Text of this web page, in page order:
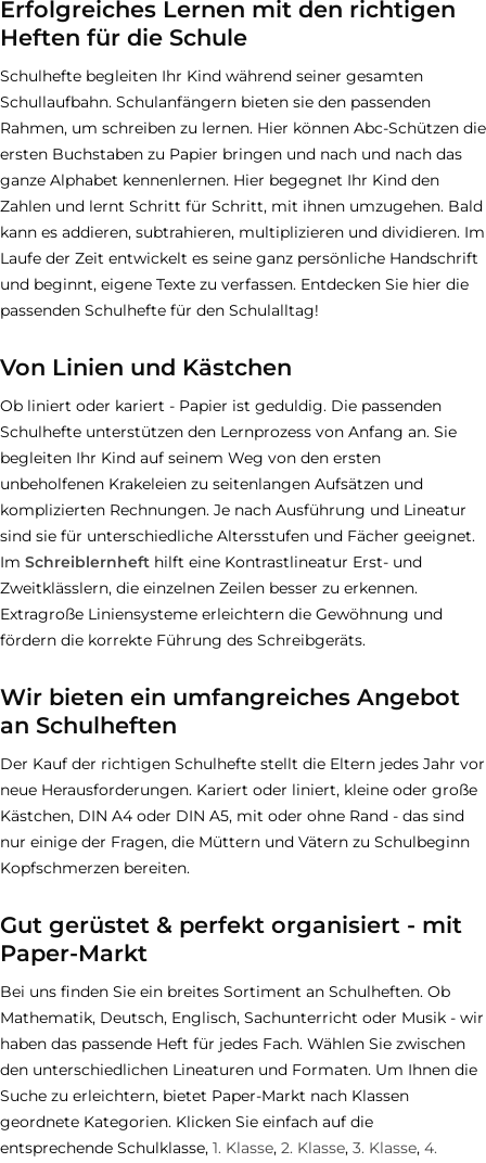
Erfolgreiches Lernen mit den richtigen
Heften für die Schule
Schulhefte begleiten Ihr Kind während seiner gesamten
Schullaufbahn. Schulanfängern bieten sie den passenden
Rahmen, um schreiben zu lernen. Hier können Abc-Schützen die
ersten Buchstaben zu Papier bringen und nach und nach das
ganze Alphabet kennenlernen. Hier begegnet Ihr Kind den
Zahlen und lernt Schritt für Schritt, mit ihnen umzugehen. Bald
kann es addieren, subtrahieren, multiplizieren und dividieren. Im
Laufe der Zeit entwickelt es seine ganz persönliche Handschrift
und beginnt, eigene Texte zu verfassen. Entdecken Sie hier die
passenden Schulhefte für den Schulalltag!
Von Linien und Kästchen
Ob liniert oder kariert - Papier ist geduldig. Die passenden
Schulhefte unterstützen den Lernprozess von Anfang an. Sie
begleiten Ihr Kind auf seinem Weg von den ersten
unbeholfenen Krakeleien zu seitenlangen Aufsätzen und
komplizierten Rechnungen. Je nach Ausführung und Lineatur
sind sie für unterschiedliche Altersstufen und Fächer geeignet.
Im Schreiblernheft hilft eine Kontrastlineatur Erst- und
Zweitklässlern, die einzelnen Zeilen besser zu erkennen.
Extragroße Liniensysteme erleichtern die Gewöhnung und
fördern die korrekte Führung des Schreibgeräts.
Wir bieten ein umfangreiches Angebot
an Schulheften
Der Kauf der richtigen Schulhefte stellt die Eltern jedes Jahr vor
neue Herausforderungen. Kariert oder liniert, kleine oder große
Kästchen, DIN A4 oder DIN A5, mit oder ohne Rand - das sind
nur einige der Fragen, die Müttern und Vätern zu Schulbeginn
Kopfschmerzen bereiten.
Gut gerüstet & perfekt organisiert - mit
Paper-Markt
Bei uns finden Sie ein breites Sortiment an Schulheften. Ob
Mathematik, Deutsch, Englisch, Sachunterricht oder Musik - wir
haben das passende Heft für jedes Fach. Wählen Sie zwischen
den unterschiedlichen Lineaturen und Formaten. Um Ihnen die
Suche zu erleichtern, bietet Paper-Markt nach Klassen
geordnete Kategorien. Klicken Sie einfach auf die
entsprechende Schulklasse, 1. Klasse, 2. Klasse, 3. Klasse, 4.